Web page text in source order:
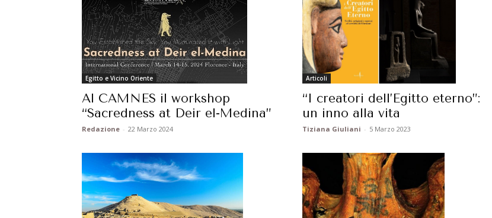
Egitto e Vicino Oriente
Al CAMNES il workshop
“Sacredness at Deir el-Medina”
Redazione - 22 Marzo 2024
Articoli
“I creatori dell’Egitto eterno”:
un inno alla vita
Tiziana Giuliani - 5 Marzo 2023